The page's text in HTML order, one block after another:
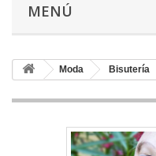
MENÚ
Moda Bisutería